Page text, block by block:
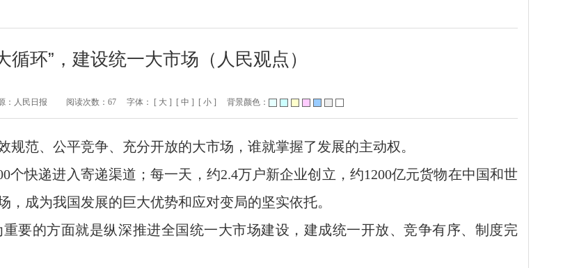
循环”，建设统一大市场（人民观点）
：人民日报 阅读次数： 67 字体： [ 大 ] [ 中 ] [ 小 ] 背景颜色：
范、公平竞争、充分开放的大市场，谁就掌握了发展的主动权。
个快递进入寄递渠道；每一天，约2.4万户新企业创立，约1200亿元货物在中国和世
成为我国发展的巨大优势和应对变局的坚实依托。
要的方面就是纵深推进全国统一大市场建设，建成统一开放、竞争有序、制度完